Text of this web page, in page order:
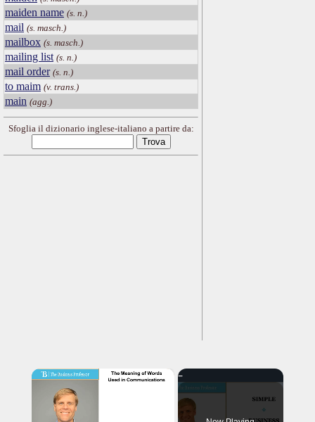
maiden name (s. n.)
mail (s. masch.)
mailbox (s. masch.)
mailing list (s. n.)
mail order (s. n.)
to maim (v. trans.)
main (agg.)
Sfoglia il dizionario inglese-italiano a partire da:
×